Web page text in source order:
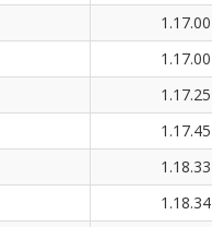
1.17.00
1.17.00
1.17.25
1.17.45
1.18.33
1.18.34